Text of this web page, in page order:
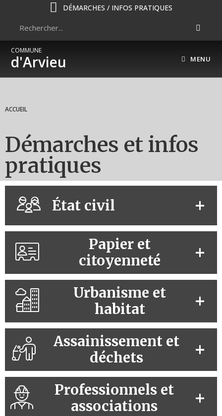
DÉMARCHES / INFOS PRATIQUES
COMMUNE
d'Arvieu MENU
ACCUEIL
Démarches et infos
pratiques
État civil
Papier et
citoyenneté
Urbanisme et
habitat
Assainissement et
déchets
Professionnels et
associations